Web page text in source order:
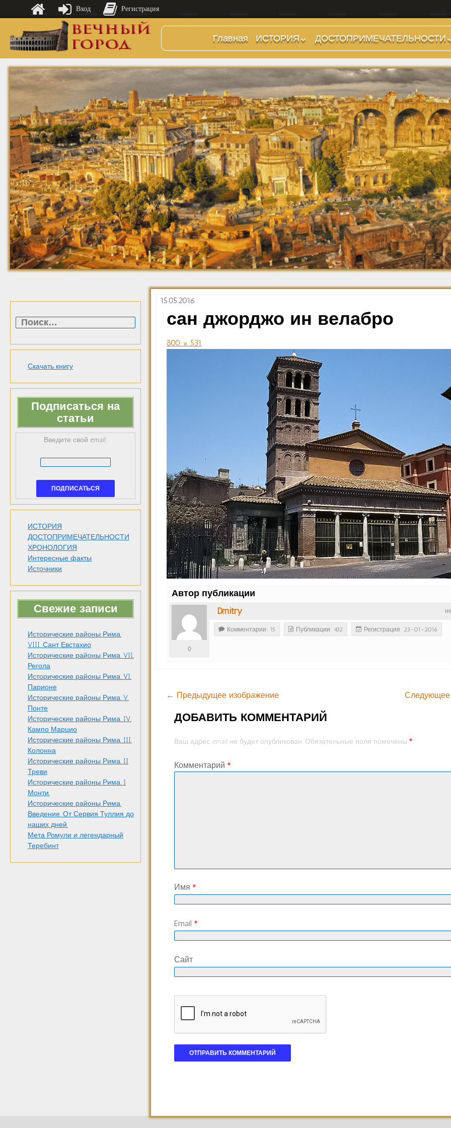
Главная
ИСТОРИЯ
Предыстория
Царский период
(753-509 гг до н.э.)
Ранняя Республика
(509-265 гг до н.э.)
Поздняя Республика
(264-27 гг до н.э.)
Империя. Принципат
(27 г до н.э. — 284 г
н.э.)
Империя. Доминат
(284-476 гг)
Темные Века. Готы
Темные Века.
Экзархат
Средневековье
Возрождение и
Барокко
ДОСТОПРИМЕЧАТЕЛЬНОСТИ
Холмы и остров.
Районы
Форумы, Площади,
Дороги
Стадионы, Термы
Музеи
Дохристианские
храмы
Христианские храмы,
базилики etc.
Дворцы
Арки, колонны и
обелиски
Фонтаны
Скачать книгу
Подписаться на
статьи
Введите свой email:
ИСТОРИЯ
ДОСТОПРИМЕЧАТЕЛЬНОСТИ
ХРОНОЛОГИЯ
Интересные факты
Источники
Свежие записи
Исторические районы Рима.
VIII. Сант Евстахио
Исторические районы Рима. VII.
Регола
Исторические районы Рима. VI.
Парионе
Исторические районы Рима. V.
Понте
Исторические районы Рима. IV.
Кампо Марцио
Исторические районы Рима. III.
Колонна
Исторические районы Рима. II
Треви
Исторические районы Рима. I
Монти.
Исторические районы Рима.
Введение. От Сервия Туллия до
наших дней.
Мета Ромули и легендарный
Теребинт
15.05.2016
сан джорджо ин велабро
800 × 531
Автор публикации
Dmitry
0
Комментарии: 15 Публикации: 432 Регистрация: 23-01-2016
← Предыдущее изображение Следующее
ДОБАВИТЬ КОММЕНТАРИЙ
Ваш адрес email не будет опубликован. Обязательные поля помечены*
Комментарий*
Имя*
Email*
Сайт
Вход Регистрация